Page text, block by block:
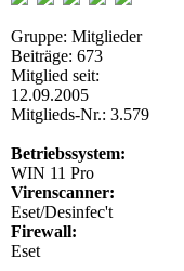
Gruppe: Mitglieder
Beiträge: 673
Mitglied seit:
12.09.2005
Mitglieds-Nr.: 3.579
Betriebssystem:
WIN 11 Pro
Virenscanner:
Eset/Desinfec't
Firewall:
Eset